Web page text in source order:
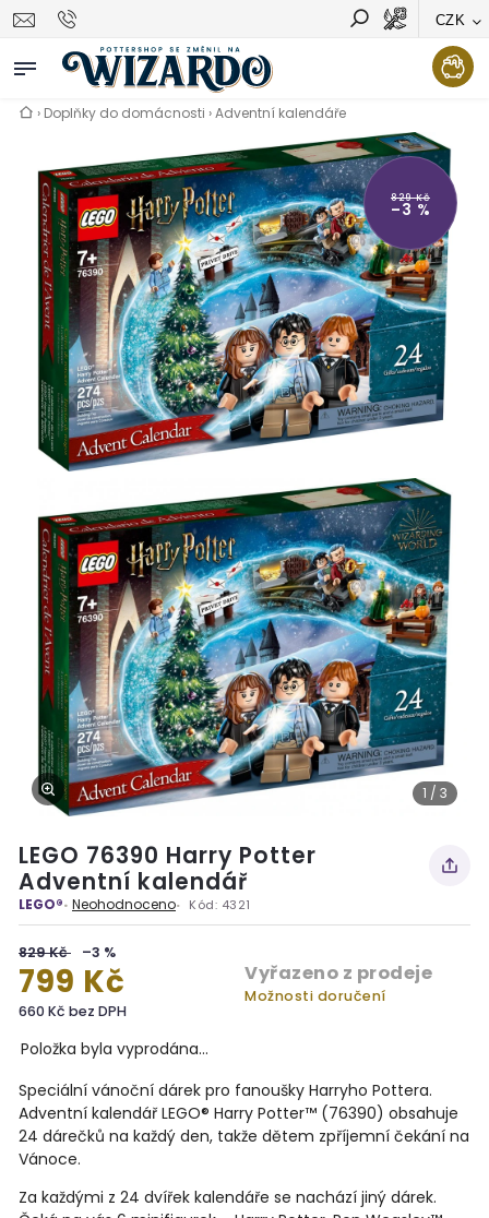
CZK
Vyhledávání Hledat
› Doplňky do domácnosti ›Adventní kalendáře
829 Kč
–3 %
1 / 3
LEGO 76390 Harry Potter
Adventní kalendář
LEGO® Neohodnoceno Kód: 4321
829 Kč –3 %
799 Kč
660 Kč bez DPH
Vyřazeno z prodeje
Možnosti doručení
Položka byla vyprodána…
Speciální vánoční dárek pro fanoušky Harryho Pottera.
Adventní kalendář LEGO® Harry Potter™ (76390) obsahuje
24 dárečků na každý den, takže dětem zpříjemní čekání na
Vánoce.
Za každými z 24 dvířek kalendáře se nachází jiný dárek.